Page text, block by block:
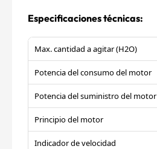
Especificaciones técnicas:
Max. cantidad a agitar (H2O)
Potencia del consumo del motor
Potencia del suministro del motor
Principio del motor
Indicador de velocidad